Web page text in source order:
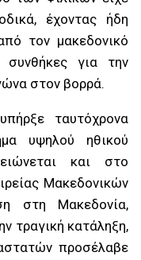
έχοντας ήδη
τον μακεδονικό
συνθήκες για την
στον βορρά.
ταυτόχρονα
υψηλού ηθικού
και στο
Μακεδονικών
στη Μακεδονία,
τραγική κατάληξη,
προσέλαβε